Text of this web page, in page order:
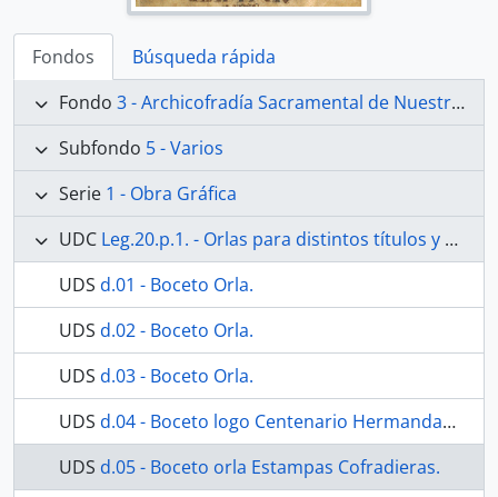
Fondos
Búsqueda rápida
Fondo 3 - Archicofradía Sacramental de Nuestra Señora de los Dolores
Subfondo 5 - Varios
Serie 1 - Obra Gráfica
UDC Leg.20.p.1. - Orlas para distintos títulos y convocatorias
UDS d.01 - Boceto Orla.
UDS d.02 - Boceto Orla.
UDS d.03 - Boceto Orla.
UDS d.04 - Boceto logo Centenario Hermandad de los Dolores.
UDS d.05 - Boceto orla Estampas Cofradieras.